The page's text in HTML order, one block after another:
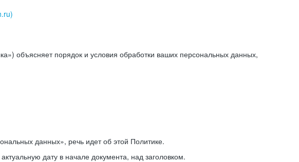
объясняет порядок и условия обработки ваших персональных данных,
данных», речь идет об этой Политике.
дату в начале документа, над заголовком.